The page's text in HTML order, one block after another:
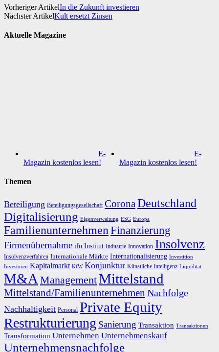
Vorheriger ArtikelIn die Zukunft investieren
Nächster ArtikelKult ersetzt Zinsen
Aktuelle Magazine
E-
Magazin kostenlos lesen!
E-
Magazin kostenlos lesen!
Themen
Beteiligung Beteiligungsgesellschaft Corona Deutschland
Digitalisierung Eigenverwaltung ESG Europa
Familienunternehmen Finanzierung
Firmenübernahme ifo Institut Industrie Innovation Insolvenz
Insolvenzverfahren Internationale Märkte Internationalisierung Investition
Investoren Kapitalmarkt KfW Konjunktur Künstliche Intelligenz Liquidität
M&A ManagementMittelstand
Mittelstand/Familienunternehmen Nachfolge
Nachhaltigkeit Personal Private Equity
Restrukturierung Sanierung Transaktion Transaktionen
Transformation Unternehmen Unternehmenskauf
Unternehmensnachfolge